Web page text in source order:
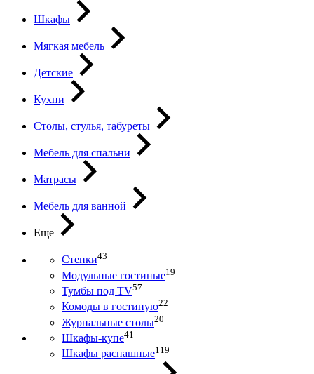
Шкафы
Мягкая мебель
Детские
Кухни
Столы, стулья, табуреты
Мебель для спальни
Матрасы
Мебель для ванной
Еще
Стенки43
Модульные гостиные19
Тумбы под ТV57
Комоды в гостиную22
Журнальные столы20
Шкафы-купе41
Шкафы распашные119